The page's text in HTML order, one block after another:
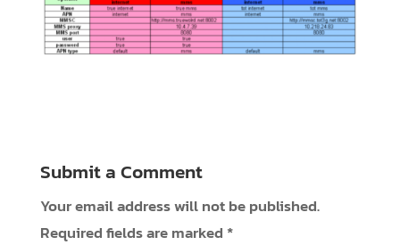
Submit a Comment
Your email address will not be published.
Required fields are marked *